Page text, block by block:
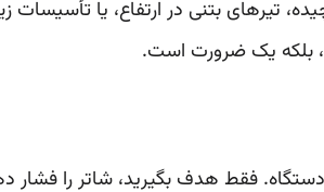
بتنی در ارتفاع، یا تأسیسات
فقط هدف بگیرید، شاتر را فشار